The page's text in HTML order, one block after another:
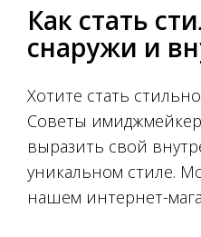
Как стать
снаружи и
Хотите стать
Советы
выразить свой
уникальном стиле.
нашем интернет-